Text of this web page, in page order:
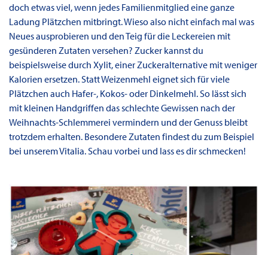
doch etwas viel, wenn jedes Familienmitglied eine ganze
Ladung Plätzchen mitbringt. Wieso also nicht einfach mal was
Neues ausprobieren und den Teig für die Leckereien mit
gesünderen Zutaten versehen? Zucker kannst du
beispielsweise durch Xylit, einer Zuckeralternative mit weniger
Kalorien ersetzen. Statt Weizenmehl eignet sich für viele
Plätzchen auch Hafer-, Kokos- oder Dinkelmehl. So lässt sich
mit kleinen Handgriffen das schlechte Gewissen nach der
Weihnachts-Schlemmerei vermindern und der Genuss bleibt
trotzdem erhalten. Besondere Zutaten findest du zum Beispiel
bei unserem Vitalia. Schau vorbei und lass es dir schmecken!